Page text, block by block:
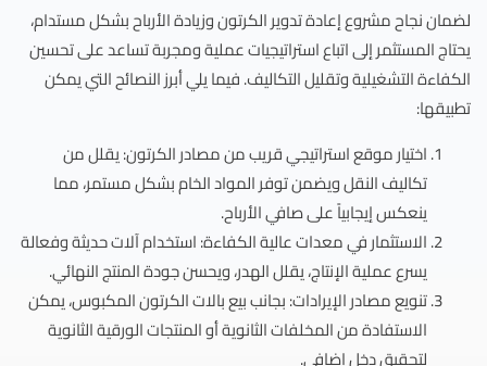
لضمان نجاح مشروع إعادة تدوير الكرتون وزيادة الأرباح بشكل مستدام،
يحتاج المستثمر إلى اتباع استراتيجيات عملية ومجربة تساعد على تحسين
الكفاءة التشغيلية وتقليل التكاليف. فيما يلي أبرز النصائح التي يمكن
تطبيقها:
اختيار موقع استراتيجي قريب من مصادر الكرتون: يقلل من
تكاليف النقل ويضمن توفر المواد الخام بشكل مستمر، مما
ينعكس إيجابياً على صافي الأرباح.
الاستثمار في معدات عالية الكفاءة: استخدام آلات حديثة وفعالة
يسرع عملية الإنتاج، يقلل الهدر، ويحسن جودة المنتج النهائي.
تنويع مصادر الإيرادات: بجانب بيع بالات الكرتون المكبوس، يمكن
الاستفادة من المخلفات الثانوية أو المنتجات الورقية الثانوية
لتحقيق دخل إضافي.